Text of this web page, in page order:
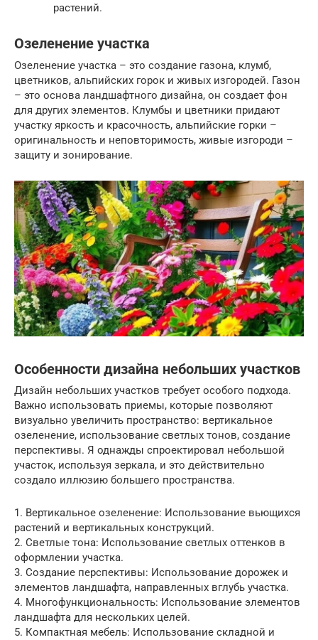
растений.
Озеленение участка
Озеленение участка – это создание газона, клумб,
цветников, альпийских горок и живых изгородей. Газон
– это основа ландшафтного дизайна, он создает фон
для других элементов. Клумбы и цветники придают
участку яркость и красочность, альпийские горки –
оригинальность и неповторимость, живые изгороди –
защиту и зонирование.
Особенности дизайна небольших участков
Дизайн небольших участков требует особого подхода.
Важно использовать приемы, которые позволяют
визуально увеличить пространство: вертикальное
озеленение, использование светлых тонов, создание
перспективы. Я однажды спроектировал небольшой
участок, используя зеркала, и это действительно
создало иллюзию большего пространства.
1. Вертикальное озеленение: Использование вьющихся
растений и вертикальных конструкций.
2. Светлые тона: Использование светлых оттенков в
оформлении участка.
3. Создание перспективы: Использование дорожек и
элементов ландшафта, направленных вглубь участка.
4. Многофункциональность: Использование элементов
ландшафта для нескольких целей.
5. Компактная мебель: Использование складной и